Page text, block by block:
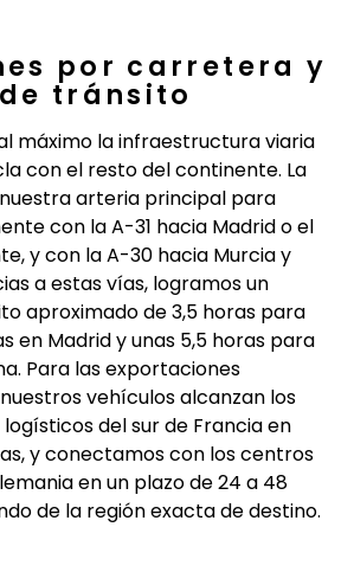
por carretera y
tránsito
máximo la infraestructura viaria
con el resto del continente. La
arteria principal para
con la A-31 hacia Madrid o el
y con la A-30 hacia Murcia y
a estas vías, logramos un
aproximado de 3,5 horas para
en Madrid y unas 5,5 horas para
Para las exportaciones
vehículos alcanzan los
del sur de Francia en
y conectamos con los centros
en un plazo de 24 a 48
de la región exacta de destino.